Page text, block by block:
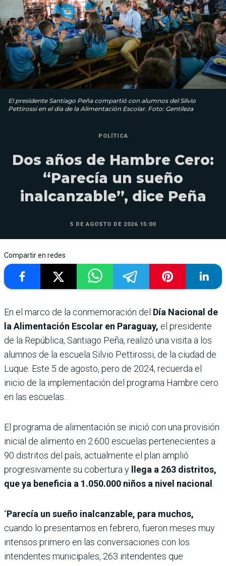
El presidente Santiago Peña compartió con alumnos del Silvio
Pettirossi en el día de la Alimentación Escolar. Foto: Gentileza
POLÍTICA
Dos años de Hambre Cero:
“Parecía un sueño
inalcanzable”, dice Peña
5 DE AGOSTO DE 2026 15:00
Compartir en redes
En el marco de la conmemoración del Día Nacional de
la Alimentación Escolar en Paraguay, el presidente
de la República, Santiago Peña, realizó una visita a los
alumnos de la escuela Silvio Pettirossi, de la ciudad de
Luque. Este 5 de agosto, pero de 2024, recuerda el
inicio de la implementación del programa Hambre cero
en las escuelas.
El programa de alimentación se inició con una provisión
inicial de alimento en 2.600 escuelas pertenecientes a
90 distritos del país, actualmente el plan amplió
progresivamente su cobertura y
llega a 263 distritos,
que ya beneficia a 1.050.000 niños a nivel nacional
“Parecía un sueño inalcanzable, para muchos,
cuando lo presentamos en febrero, fueron meses muy
intensos primero en las conversaciones con los
intendentes municipales, 263 intendentes que